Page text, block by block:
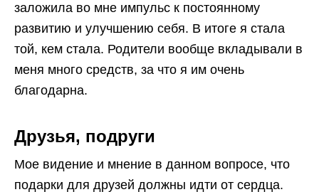
заложила во мне импульс к постоянному
развитию и улучшению себя. В итоге я стала
той, кем стала. Родители вообще вкладывали в
меня много средств, за что я им очень
благодарна.
Друзья, подруги
Мое видение и мнение в данном вопросе, что
подарки для друзей должны идти от сердца.